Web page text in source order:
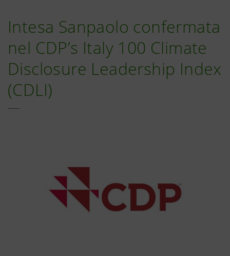
Intesa Sanpaolo confermata
nel CDP’s Italy 100 Climate
Disclosure Leadership Index
(CDLI)